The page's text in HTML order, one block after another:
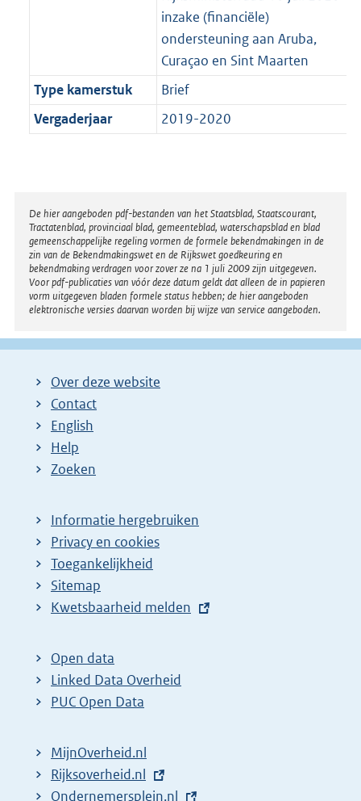
inzake (financiële)
ondersteuning aan Aruba,
Curaçao en Sint Maarten
Type kamerstuk
Brief
Vergaderjaar
2019-2020
Disclaimer
De hier aangeboden pdf-bestanden van het Staatsblad, Staatscourant,
Tractatenblad, provinciaal blad, gemeenteblad, waterschapsblad en blad
gemeenschappelijke regeling vormen de formele bekendmakingen in de
zin van de Bekendmakingswet en de Rijkswet goedkeuring en
bekendmaking verdragen voor zover ze na 1 juli 2009 zijn uitgegeven.
Voor pdf-publicaties van vóór deze datum geldt dat alleen de in papieren
vorm uitgegeven bladen formele status hebben; de hier aangeboden
elektronische versies daarvan worden bij wijze van service aangeboden.
Over deze website
Contact
English
Help
Zoeken
Informatie hergebruiken
Privacy en cookies
Toegankelijkheid
Sitemap
E
t
e
r
l
i
Kwetsbaarheid melden
Open data
Linked Data Overheid
PUC Open Data
MijnOverheid.nl
E
x
Rijksoverheid.nl
E
Ondernemersplein.nl